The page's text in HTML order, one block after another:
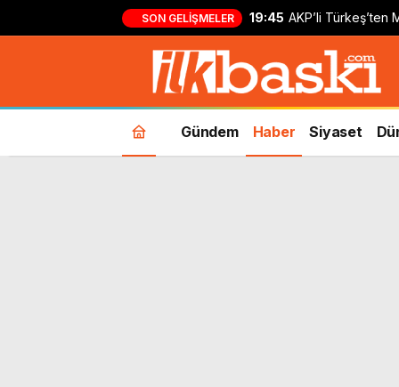
SON GELIŞMELER 19:45 AKP’li Türkeş’ten
‘Asgaride,
toleransın onda
Gündem Haber Siyaset